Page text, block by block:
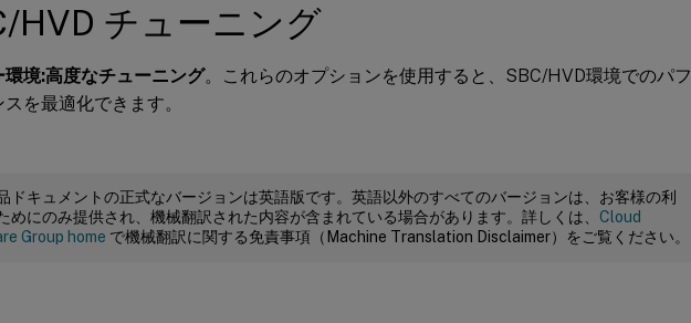
HVD チューニング
環境:高度なチューニング。これらのオプションを使用すると、SBC/HVD環境でのパフ
スを最適化できます。
ドキュメントの正式なバージョンは英語版です。英語以外のすべてのバージョンは、お客様の利
めにのみ提供され、機械翻訳された内容が含まれている場合があります。詳しくは、 Cloud
Group home で機械翻訳に関する免責事項（Machine Translation Disclaimer）をご覧ください。